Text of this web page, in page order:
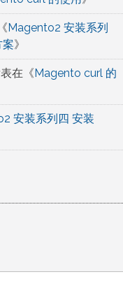
Magento2 安装系列
》
在《 Magento curl 的
安装系列四 安装